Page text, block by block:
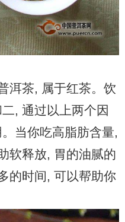
洱茶, 属于红茶。饮
, 通过以上两个因
当你吃高脂肪含量,
软释放, 胃的油腻的
的时间, 可以帮助你